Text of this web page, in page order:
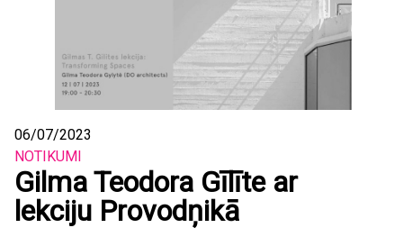
06/07/2023
NOTIKUMI
Gilma Teodora Gīlīte ar
lekciju Provodņikā